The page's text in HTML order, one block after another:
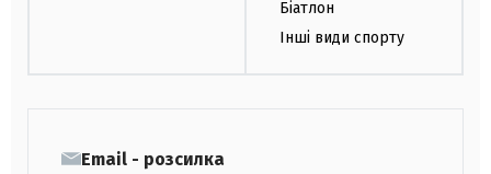
Біатлон
Інші види спорту
Email - розсилка